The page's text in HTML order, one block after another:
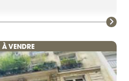
À VENDRE